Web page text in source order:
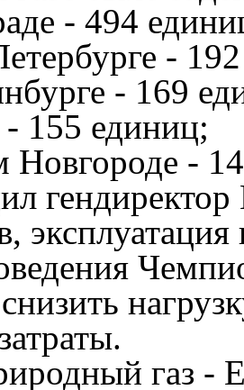
- 494
-
- 169
155 единиц;
-
гендиректор
эксплуатация
газ -